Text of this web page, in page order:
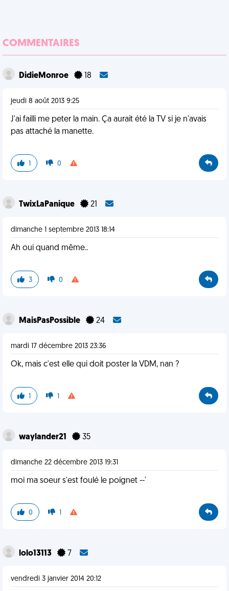
COMMENTAIRES
DidieMonroe 18
jeudi 8 août 2013 9:25
J'ai failli me peter la main. Ça aurait été la TV si je n'avais
pas attaché la manette.
1 0
TwixLaPanique 21
dimanche 1 septembre 2013 18:14
Ah oui quand même..
3 0
MaisPasPossible 24
mardi 17 décembre 2013 23:36
Ok, mais c'est elle qui doit poster la VDM, nan ?
1 1
waylander21 35
dimanche 22 décembre 2013 19:31
moi ma soeur s'est foulé le poignet --'
0 1
lolo13113 7
vendredi 3 janvier 2014 20:12